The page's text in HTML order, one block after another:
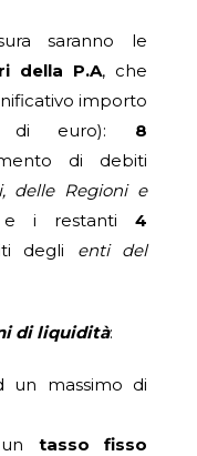
saranno le
della P.A, che
importo
di euro): 8
di debiti
delle Regioni e
i restanti 4
degli enti del
di liquidità:
un massimo di
tasso fisso